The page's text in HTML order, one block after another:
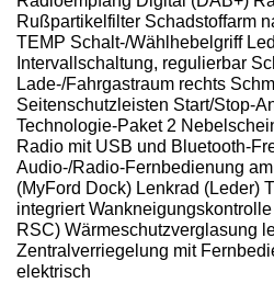
Rußpartikelfilter Schadstoffarm
TEMP Schalt-/Wählhebelgriff
Intervallschaltung, regulierbar
Lade-/Fahrgastraum rechts
Seitenschutzleisten Start/Stop-
Technologie-Paket 2
Radio mit USB und Bluetooth-
Audio-/Radio-Fernbedienung
(MyFord Dock) Lenkrad (Leder)
integriert
RSC) Wärmeschutzverglasung
Zentralverriegelung mit
elektrisch